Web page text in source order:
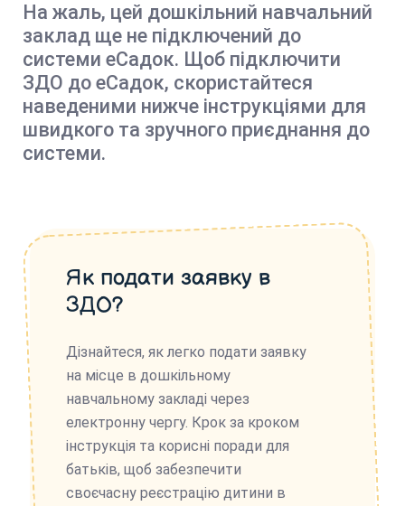
На жаль, цей дошкільний навчальний
заклад ще не підключений до
системи еСадок. Щоб підключити
ЗДО до еСадок, скористайтеся
наведеними нижче інструкціями для
швидкого та зручного приєднання до
системи.
Як подати заявку в
ЗДО?
Дізнайтеся, як легко подати заявку
на місце в дошкільному
навчальному закладі через
електронну чергу. Крок за кроком
інструкція та корисні поради для
батьків, щоб забезпечити
своєчасну реєстрацію дитини в